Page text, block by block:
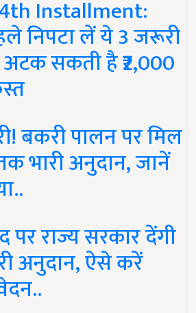
Installment:
निपटा लें ये 3 जरूरी
सकती है ₹2,000
बकरी पालन पर मिल
भारी अनुदान, जानें
पर राज्य सरकार देंगी
अनुदान, ऐसे करें